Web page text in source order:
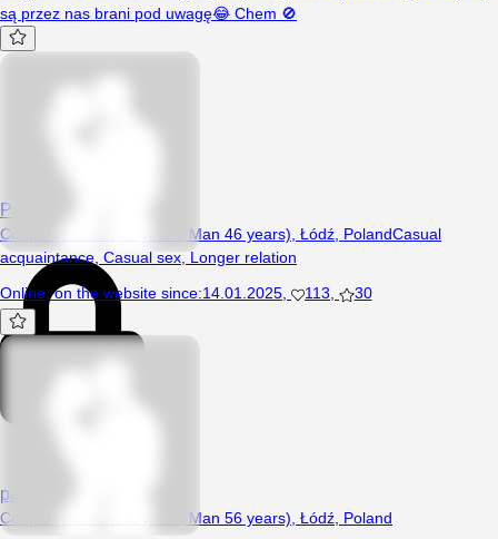
są przez nas brani pod uwagę😂 Chem 🚫
Papugi4545
Couple (Woman 47 years, Man 46 years), Łódź, PolandCasual
acquaintance, Casual sex, Longer relation
Online,on the website since:14.01.2025, 113, 30
parlodz
Couple (Woman 43 years, Man 56 years), Łódź, Poland